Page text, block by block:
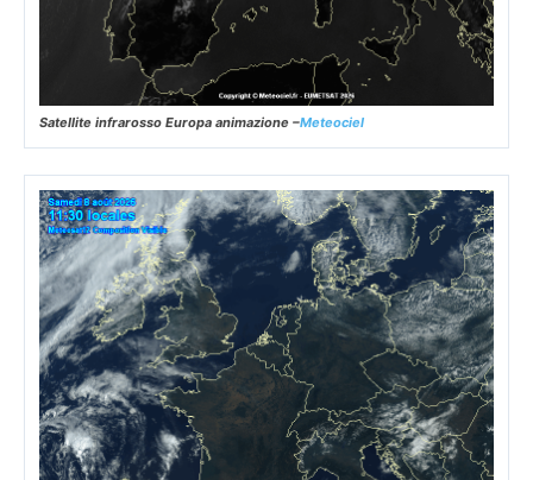
Satellite infrarosso Europa animazione –Meteociel